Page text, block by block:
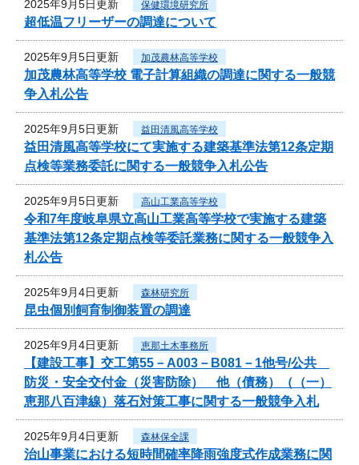
2025年9月5日更新 保健環境研究所
超低温フリーザーの調達について
2025年9月5日更新 加茂農林高等学校
加茂農林高等学校 電子計算組織の調達に関する一般競
争入札公告
2025年9月5日更新 益田清風高等学校
益田清風高等学校にて実施する建築基準法第12条定期
点検等業務委託に関する一般競争入札公告
2025年9月5日更新 高山工業高等学校
令和7年度岐阜県立高山工業高等学校で実施する建築
基準法第12条定期点検等委託業務に関する一般競争入
札公告
2025年9月4日更新 森林研究所
昆虫個別飼育制御装置の調達
2025年9月4日更新 恵那土木事務所
【建設工事】交工第55－A003－B081－1他号/公共
防災・安全交付金（災害防除） 他（債務）（（一）
恵那八百津線）落石対策工事に関する一般競争入札
2025年9月4日更新 森林保全課
治山事業における短時間確率降雨強度式作成業務に関